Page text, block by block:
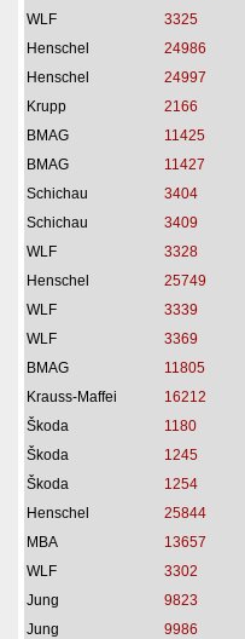
WLF
3325
Henschel
24986
Henschel
24997
Krupp
2166
BMAG
11425
BMAG
11427
Schichau
3404
Schichau
3409
WLF
3328
Henschel
25749
WLF
3339
WLF
3369
BMAG
11805
Krauss-Maffei
16212
Škoda
1180
Škoda
1245
Škoda
1254
Henschel
25844
MBA
13657
WLF
3302
Jung
9823
Jung
9986